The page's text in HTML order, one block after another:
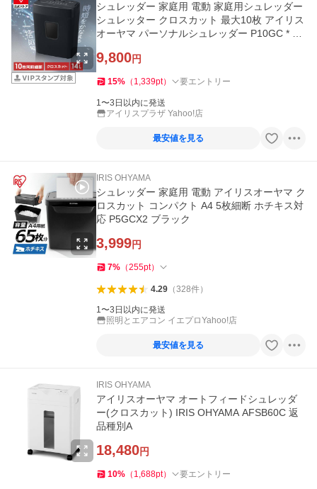
シュレッダー 家庭用 電動 家庭用シュレッダー
シュレッター クロスカット 最大10枚 アイリス
オーヤマ パーソナルシュレッダー P10GC * 安
9,800円
15% （ 1,339pt） 要エントリー
1〜3日以内に発送
アイリスプラザ Yahoo!店
最安値を見る
IRIS OHYAMA
シュレッダー 家庭用 電動 アイリスオーヤマ ク
ロスカット コンパクト A4 5枚細断 ホチキス対
応 P5GCX2 ブラック
3,999円
7% （255pt）
4.29（328件）
1〜3日以内に発送
照明とエアコン イエプロYahoo!店
最安値を見る
IRIS OHYAMA
アイリスオーヤマ オートフィードシュレッダ
ー(クロスカット) IRIS OHYAMA AFSB60C 返
品種別A
18,480円
10% （ 1,688pt） 要エントリー